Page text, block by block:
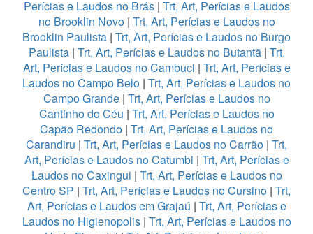
Perícias e Laudos no Brás| Trt, Art, Perícias e Laudos
no Brooklin Novo| Trt, Art, Perícias e Laudos no
Brooklin Paulista | Trt, Art, Perícias e Laudos no Burgo
Paulista| Trt, Art, Perícias e Laudos no Butantã| Trt,
Art, Perícias e Laudos no Cambuci | Trt, Art, Perícias e
Laudos no Campo Belo | Trt, Art, Perícias e Laudos no
Campo Grande| Trt, Art, Perícias e Laudos no
Cantinho do Céu | Trt, Art, Perícias e Laudos no
Capão Redondo | Trt, Art, Perícias e Laudos no
Carandiru | Trt, Art, Perícias e Laudos no Carrão | Trt,
Art, Perícias e Laudos no Catumbi | Trt, Art, Perícias e
Laudos no Caxingui | Trt, Art, Perícias e Laudos no
Centro SP | Trt, Art, Perícias e Laudos no Cursino | Trt,
Art, Perícias e Laudos em Grajaú | Trt, Art, Perícias e
Laudos no Higienopolis| Trt, Art, Perícias e Laudos no